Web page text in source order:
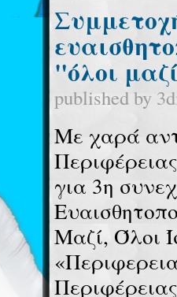
"όλοι
published by
Με χαρά
για 3η
Μαζί, Όλοι